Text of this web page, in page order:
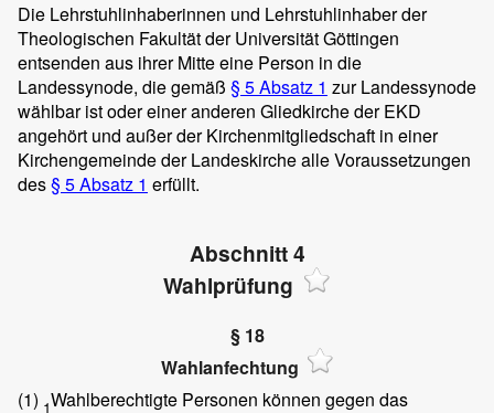
Die Lehrstuhlinhaberinnen und Lehrstuhlinhaber der
Theologischen Fakultät der Universität Göttingen
entsenden aus ihrer Mitte eine Person in die
Landessynode, die gemäß § 5 Absatz 1 zur Landessynode
wählbar ist oder einer anderen Gliedkirche der EKD
angehört und außer der Kirchenmitgliedschaft in einer
Kirchengemeinde der Landeskirche alle Voraussetzungen
des§ 5 Absatz 1 erfüllt.
Abschnitt 4
Wahlprüfung
§ 18
Wahlanfechtung
(1) 1Wahlberechtigte Personen können gegen das